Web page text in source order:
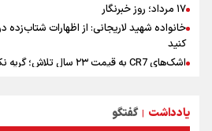
۱۷ مرداد؛ روز خبرنگار
خانواده شهید لاریجانی: از اظهارات
کنید
اشک‌های CR7 به قیمت ۲۳ سال تلاش؛ گریه نکن آقای رونالدو
تلاش مدام برای زنده نگه داشتن هنر ایرانی
یادداشت | گفتگو